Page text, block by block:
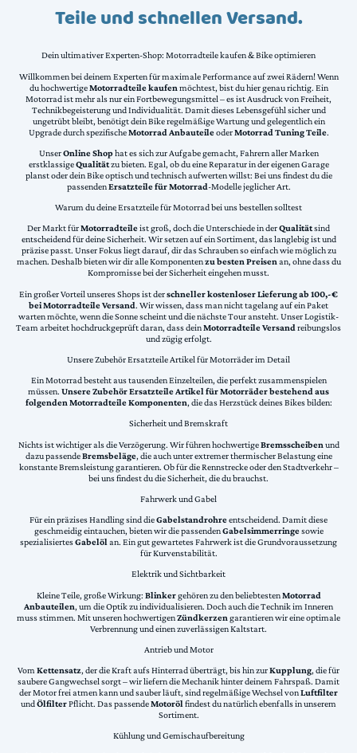
Teile und schnellen Versand.
Dein ultimativer Experten-Shop: Motorradteile kaufen & Bike optimieren
Willkommen bei deinem Experten für maximale Performance auf zwei Rädern! Wenn
du hochwertigeMotorradteile kaufen möchtest, bist du hier genau richtig. Ein
Motorrad ist mehr als nur ein Fortbewegungsmittel – es ist Ausdruck von Freiheit,
Technikbegeisterung und Individualität. Damit dieses Lebensgefühl sicher und
ungetrübt bleibt, benötigt dein Bike regelmäßige Wartung und gelegentlich ein
Upgrade durch spezifischeMotorrad AnbauteileoderMotorrad Tuning Teile.
UnserOnline Shophat es sich zur Aufgabe gemacht, Fahrern aller Marken
erstklassigeQualitätzu bieten. Egal, ob du eine Reparatur in der eigenen Garage
planst oder dein Bike optisch und technisch aufwerten willst: Bei uns findest du die
passendenErsatzteile für Motorrad-Modelle jeglicher Art.
Warum du deine Ersatzteile für Motorrad bei uns bestellen solltest
Der Markt fürMotorradteileist groß, doch die Unterschiede in derQualitätsind
entscheidend für deine Sicherheit. Wir setzen auf ein Sortiment, das langlebig ist und
präzise passt. Unser Fokus liegt darauf, dir das Schrauben so einfach wie möglich zu
machen. Deshalb bieten wir dir alle Komponentenzu besten Preisenan, ohne dass du
Kompromisse bei der Sicherheit eingehen musst.
Ein großer Vorteil unseres Shops ist derschneller kostenloser Lieferung ab 100,-€
bei Motorradteile Versand. Wir wissen, dass man nicht tagelang auf ein Paket
warten möchte, wenn die Sonne scheint und die nächste Tour ansteht. Unser Logistik-
Team arbeitet hochdruckgeprüft daran, dass deinMotorradteile Versand reibungslos
und zügig erfolgt.
Unsere Zubehör Ersatzteile Artikel für Motorräder im Detail
Ein Motorrad besteht aus tausenden Einzelteilen, die perfekt zusammenspielen
müssen. Unsere Zubehör Ersatzteile Artikel für Motorräder bestehend aus
folgenden Motorradteile Komponenten, die das Herzstück deines Bikes bilden:
Sicherheit und Bremskraft
Nichts ist wichtiger als die Verzögerung. Wir führen hochwertigeBremsscheiben und
dazu passendeBremsbeläge, die auch unter extremer thermischer Belastung eine
konstante Bremsleistung garantieren. Ob für die Rennstrecke oder den Stadtverkehr –
bei uns findest du die Sicherheit, die du brauchst.
Fahrwerk und Gabel
Für ein präzises Handling sind dieGabelstandrohreentscheidend. Damit diese
geschmeidig eintauchen, bieten wir die passendenGabelsimmerringesowie
spezialisiertesGabelölan. Ein gut gewartetes Fahrwerk ist die Grundvoraussetzung
für Kurvenstabilität.
Elektrik und Sichtbarkeit
Kleine Teile, große Wirkung: Blinkergehören zu den beliebtestenMotorrad
Anbauteilen, um die Optik zu individualisieren. Doch auch die Technik im Inneren
muss stimmen. Mit unseren hochwertigenZündkerzen garantieren wir eine optimale
Verbrennung und einen zuverlässigen Kaltstart.
Antrieb und Motor
VomKettensatz, der die Kraft aufs Hinterrad überträgt, bis hin zurKupplung, die für
saubere Gangwechsel sorgt – wir liefern die Mechanik hinter deinem Fahrspaß. Damit
der Motor frei atmen kann und sauber läuft, sind regelmäßige Wechsel vonLuftfilter
undÖlfilterPflicht. Das passendeMotorölfindest du natürlich ebenfalls in unserem
Sortiment.
Kühlung und Gemischaufbereitung